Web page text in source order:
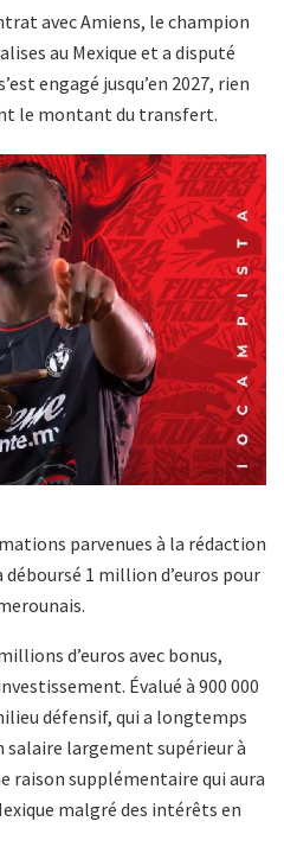
avec Amiens, le champion
au Mexique et a disputé
engagé jusqu’en 2027, rien
le montant du transfert.
parvenues à la rédaction
déboursé 1 million d’euros pour
d’euros avec bonus,
Évalué à 900 000
défensif, qui a longtemps
salaire largement supérieur à
raison supplémentaire qui aura
malgré des intérêts en